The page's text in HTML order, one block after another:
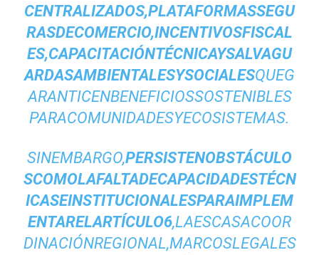
CENTRALIZADOS,PLATAFORMASSEGU
RASDECOMERCIO,INCENTIVOSFISCAL
ES,CAPACITACIÓNTÉCNICAYSALVAGU
ARDASAMBIENTALESYSOCIALESQUEG
ARANTICENBENEFICIOSSOSTENIBLES
PARACOMUNIDADESYECOSISTEMAS.
SINEMBARGO,PERSISTENOBSTÁCULO
SCOMOLAFALTADECAPACIDADESTÉCN
ICASEINSTITUCIONALESPARAIMPLEM
ENTARELARTÍCULO6,LAESCASACOOR
DINACIÓNREGIONAL,MARCOSLEGALES